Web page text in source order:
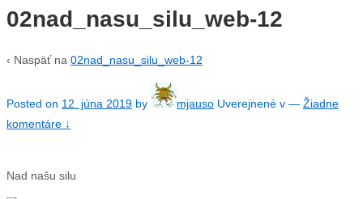
02nad_nasu_silu_web-12
‹ Naspäť na 02nad_nasu_silu_web-12
Posted on 12. júna 2019 by mjauso Uverejnené v — Žiadne
komentáre ↓
Nad našu silu